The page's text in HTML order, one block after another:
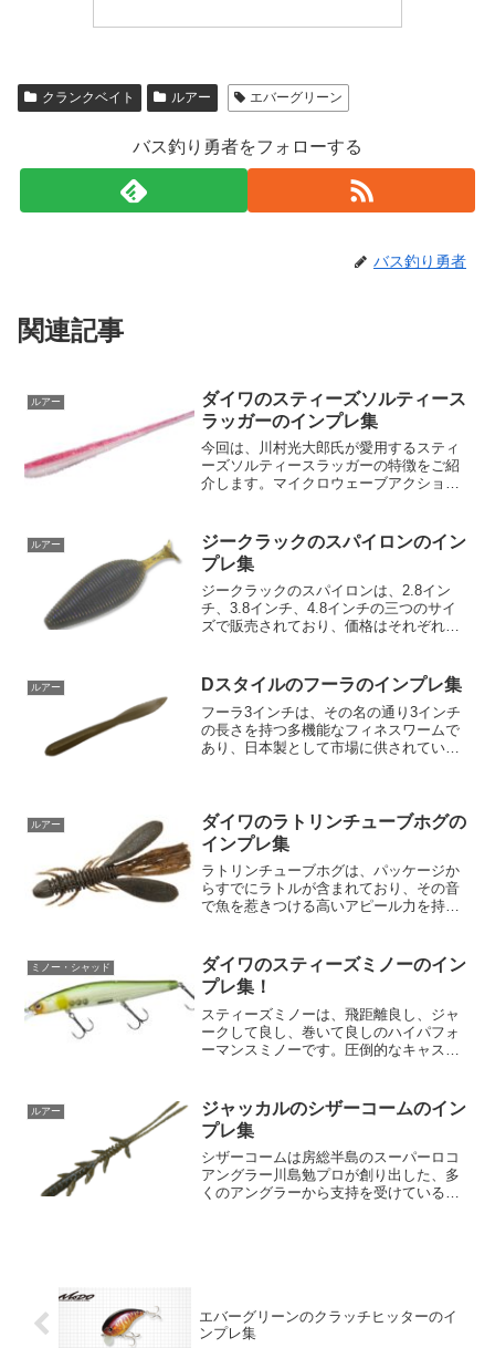
クランクベイト ルアー エバーグリーン
バス釣り勇者をフォローする
バス釣り勇者
関連記事
ルアー
ダイワのスティーズソルティース
ラッガーのインプレ集
今回は、川村光大郎氏が愛用するスティ
ーズソルティースラッガーの特徴をご紹
介します。マイクロウェーブアクション
プロが得意とするマイクロピッチシェイ
クにより、電気が走るよう...
ルアー
ジークラックのスパイロンのイン
プレ集
ジークラックのスパイロンは、2.8イン
チ、3.8インチ、4.8インチの三つのサイ
ズで販売されており、価格はそれぞれ
を模倣した偏平シルエットボディを採用
しています...
ルアー Dスタイルのフーラのインプレ集
フーラ3インチは、その名の通り3インチ
の長さを持つ多機能なフィネスワームで
あり、日本製として市場に供されていま
す。製造メーカーは小売...
ルアー
ダイワのラトリンチューブホグの
インプレ集
ラトリンチューブホグは、パッケージか
らすでにラトルが含まれており、その音
で魚を惹きつける高いアピール力を持っ
ームよりも魅力的に感じられます。ま
た、大きなハンマーハンドが水...
ミノー・シャッド
ダイワのスティーズミノーのイン
プレ集！
スティーズミノーは、飛距離良し、ジャ
ークして良し、巻いて良しのハイパフォ
ーマンスミノーです。圧倒的なキャスタ
ドを選びません。レンジ別の使い分けが
可能なシステムミノーで、...
ルアー
ジャッカルのシザーコームのイン
プレ集
シザーコームは房総半島のスーパーロコ
アングラー川島勉プロが創り出した、多
くのアングラーから支持を受けている革
エバーグリーンのクラッチヒッターのイ
ンプレ集